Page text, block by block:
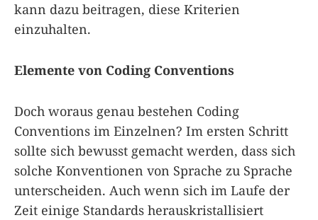
kann dazu beitragen, diese Kriterien
einzuhalten.
Elemente von Coding Conventions
Doch woraus genau bestehen Coding
Conventions im Einzelnen? Im ersten Schritt
sollte sich bewusst gemacht werden, dass sich
solche Konventionen von Sprache zu Sprache
unterscheiden. Auch wenn sich im Laufe der
Zeit einige Standards herauskristallisiert